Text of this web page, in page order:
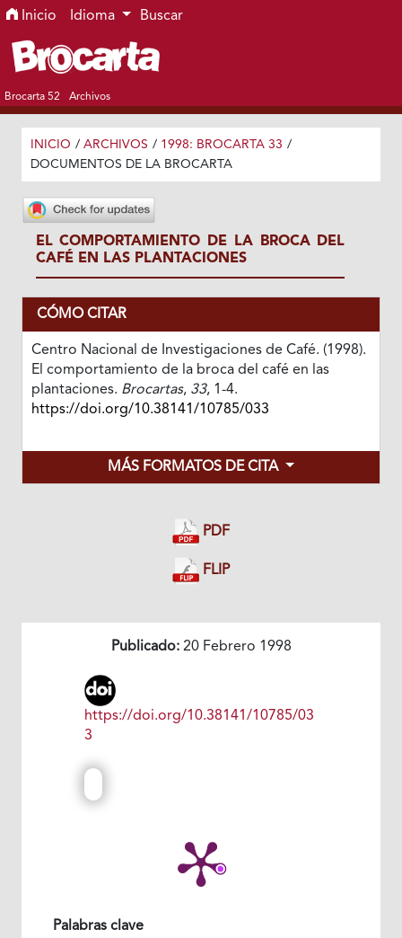
Ir al menú de navegación principal
Ir al contenido principal
Ir al pie de página del sitio
Inicio Idioma Buscar
Brocarta 52 Archivos
INICIO / ARCHIVOS / 1998: BROCARTA 33 /
DOCUMENTOS DE LA BROCARTA
EL COMPORTAMIENTO DE LA BROCA DEL
CAFÉ EN LAS PLANTACIONES
CÓMO CITAR
Centro Nacional de Investigaciones de Café. (1998).
El comportamiento de la broca del café en las
plantaciones. Brocartas, 33, 1-4.
https://doi.org/10.38141/10785/033
MÁS FORMATOS DE CITA
PDF
FLIP
Publicado:20 Febrero 1998
https://doi.org/10.38141/10785/03
3
Palabras clave